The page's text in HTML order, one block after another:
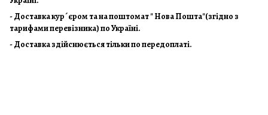
- Доставка кур´єром та на поштомат " Нова Пошта"(згідно з
тарифами перевізника) по Україні.
- Доставка здійснюється тільки по передоплаті.